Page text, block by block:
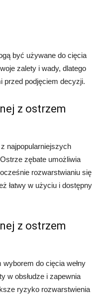
być używane do cięcia
zalety i wady, dlatego
przed podjęciem decyzji.
z ostrzem
najpopularniejszych
zębate umożliwia
rozwarstwianiu się
łatwy w użyciu i dostępny
z ostrzem
do cięcia wełny
w obsłudze i zapewnia
ryzyko rozwarstwienia